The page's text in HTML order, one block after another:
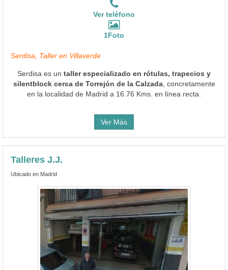
Ver teléfono
1Foto
Serdisa, Taller en Villaverde
Serdisa es un taller especializado en rótulas, trapecios y
silentblock cerca de Torrejón de la Calzada, concretamente
en la localidad de Madrid a 16.76 Kms. en línea recta.
Ver Más
Talleres J.J.
Ubicado en Madrid